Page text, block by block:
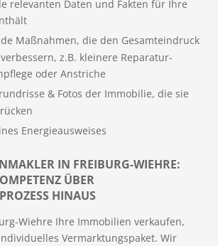
relevanten Daten und Fakten für Ihre
Maßnahmen, die den Gesamteindruck
z.B. kleinere Reparatur-
oder Anstriche
& Fotos der Immobilie, die sie
Energieausweises
IN FREIBURG-WIEHRE:
ÜBER
HINAUS
Wiehre Ihre Immobilien verkaufen,
Vermarktungspaket. Wir